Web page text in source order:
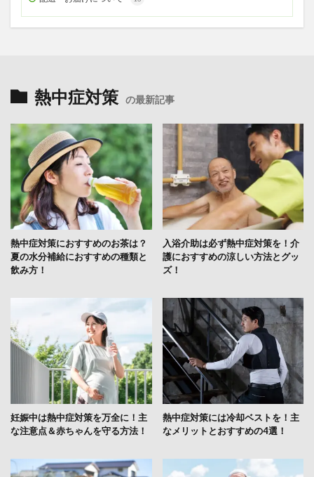
熱中症対策 の最新記事
熱中症対策におすすめのお茶は？
夏の水分補給におすすめの種類と
飲み方！
入浴介助は必ず熱中症対策を！介
護におすすめの涼しい方法とグッ
ズ！
妊娠中は熱中症対策を万全に！主
な注意点＆赤ちゃんを守る方法！
熱中症対策には冷却ベストを！主
なメリットとおすすめの4選！